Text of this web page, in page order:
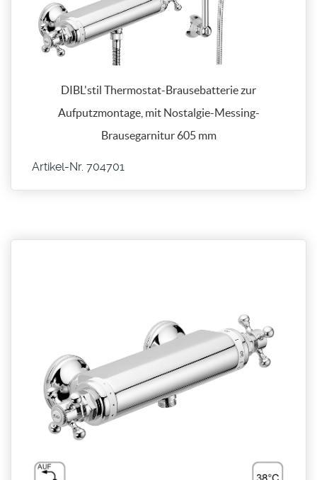
DIBL'stil Thermostat-Brausebatterie zur
Aufputzmontage, mit Nostalgie-Messing-
Brausegarnitur 605 mm
Artikel-Nr. 704701